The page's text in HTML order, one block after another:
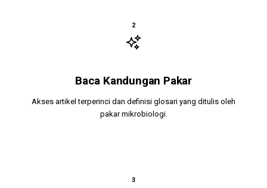
2
Baca Kandungan Pakar
Akses artikel terperinci dan definisi glosari yang ditulis oleh
pakar mikrobiologi.
3